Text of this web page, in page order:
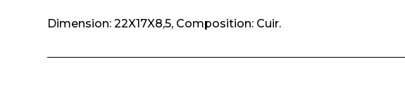
Dimension: 22X17X8,5, Composition: Cuir.